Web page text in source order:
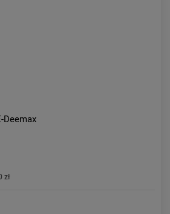
Deemax
zł